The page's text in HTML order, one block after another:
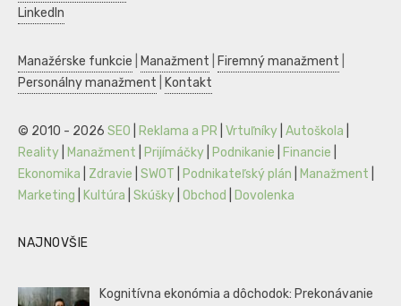
LinkedIn
Manažérske funkcie Manažment Firemný manažment
Personálny manažment
Kontakt
© 2010 - 2026 SEO Reklama a PR Vrtuľníky Autoškola
Reality
Manažment Prijímáčky Podnikanie Financie
Ekonomika
Zdravie SWOT Podnikateľský plán Manažment
Marketing
Kultúra Skúšky Obchod Dovolenka
NAJNOVŠIE
Kognitívna ekonómia a dôchodok: Prekonávanie